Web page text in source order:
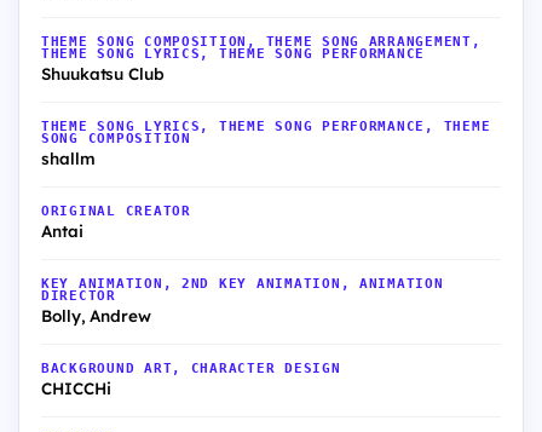
THEME SONG COMPOSITION, THEME SONG ARRANGEMENT,
THEME SONG LYRICS, THEME SONG PERFORMANCE
Shuukatsu Club
THEME SONG LYRICS, THEME SONG PERFORMANCE, THEME
SONG COMPOSITION
shallm
ORIGINAL CREATOR
Antai
KEY ANIMATION, 2ND KEY ANIMATION, ANIMATION
DIRECTOR
Bolly, Andrew
BACKGROUND ART, CHARACTER DESIGN
CHICCHi